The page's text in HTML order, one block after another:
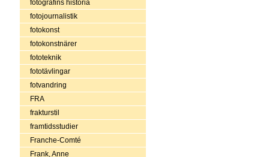
fotografins historia
fotojournalistik
fotokonst
fotokonstnärer
fototeknik
fototävlingar
fotvandring
FRA
frakturstil
framtidsstudier
Franche-Comté
Frank, Anne